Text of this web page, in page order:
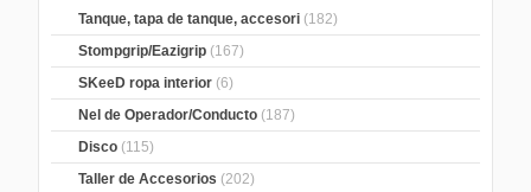
Tanque, tapa de tanque, accesori (182)
Stompgrip/Eazigrip (167)
SKeeD ropa interior (6)
Nel de Operador/Conducto (187)
Disco (115)
Taller de Accesorios (202)